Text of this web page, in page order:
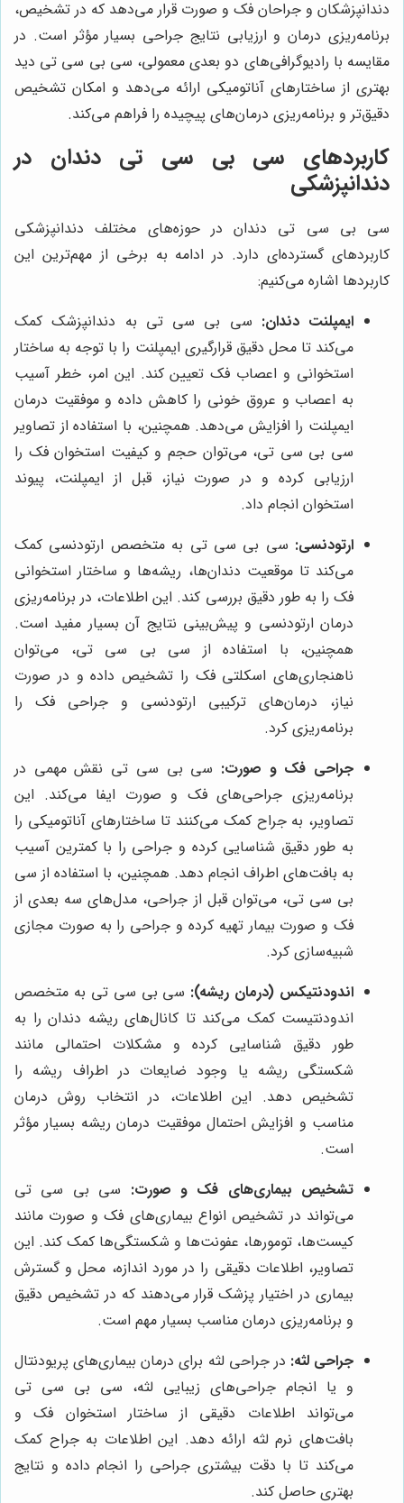
دندانپزشکان و جراحان فک و صورت قرار می‌دهد که در تشخیص،
برنامه‌ریزی درمان و ارزیابی نتایج جراحی بسیار مؤثر است. در
مقایسه با رادیوگرافی‌های دو بعدی معمولی، سی بی سی تی دید
بهتری از ساختارهای آناتومیکی ارائه می‌دهد و امکان تشخیص
دقیق‌تر و برنامه‌ریزی درمان‌های پیچیده را فراهم می‌کند.
کاربردهای سی بی سی تی دندان در
دندانپزشکی
سی بی سی تی دندان در حوزه‌های مختلف دندانپزشکی
کاربردهای گسترده‌ای دارد. در ادامه به برخی از مهم‌ترین این
کاربردها اشاره می‌کنیم:
ایمپلنت دندان: سی بی سی تی به دندانپزشک کمک
می‌کند تا محل دقیق قرارگیری ایمپلنت را با توجه به ساختار
استخوانی و اعصاب فک تعیین کند. این امر، خطر آسیب
به اعصاب و عروق خونی را کاهش داده و موفقیت درمان
ایمپلنت را افزایش می‌دهد. همچنین، با استفاده از تصاویر
سی بی سی تی، می‌توان حجم و کیفیت استخوان فک را
ارزیابی کرده و در صورت نیاز، قبل از ایمپلنت، پیوند
استخوان انجام داد.
ارتودنسی: سی بی سی تی به متخصص ارتودنسی کمک
می‌کند تا موقعیت دندان‌ها، ریشه‌ها و ساختار استخوانی
فک را به طور دقیق بررسی کند. این اطلاعات، در برنامه‌ریزی
درمان ارتودنسی و پیش‌بینی نتایج آن بسیار مفید است.
همچنین، با استفاده از سی بی سی تی، می‌توان
ناهنجاری‌های اسکلتی فک را تشخیص داده و در صورت
نیاز، درمان‌های ترکیبی ارتودنسی و جراحی فک را
برنامه‌ریزی کرد.
جراحی فک و صورت: سی بی سی تی نقش مهمی در
برنامه‌ریزی جراحی‌های فک و صورت ایفا می‌کند. این
تصاویر، به جراح کمک می‌کنند تا ساختارهای آناتومیکی را
به طور دقیق شناسایی کرده و جراحی را با کمترین آسیب
به بافت‌های اطراف انجام دهد. همچنین، با استفاده از سی
بی سی تی، می‌توان قبل از جراحی، مدل‌های سه بعدی از
فک و صورت بیمار تهیه کرده و جراحی را به صورت مجازی
شبیه‌سازی کرد.
اندودنتیکس (درمان ریشه): سی بی سی تی به متخصص
اندودنتیست کمک می‌کند تا کانال‌های ریشه دندان را به
طور دقیق شناسایی کرده و مشکلات احتمالی مانند
شکستگی ریشه یا وجود ضایعات در اطراف ریشه را
تشخیص دهد. این اطلاعات، در انتخاب روش درمان
مناسب و افزایش احتمال موفقیت درمان ریشه بسیار مؤثر
است.
تشخیص بیماری‌های فک و صورت: سی بی سی تی
می‌تواند در تشخیص انواع بیماری‌های فک و صورت مانند
کیست‌ها، تومورها، عفونت‌ها و شکستگی‌ها کمک کند. این
تصاویر، اطلاعات دقیقی را در مورد اندازه، محل و گسترش
بیماری در اختیار پزشک قرار می‌دهند که در تشخیص دقیق
و برنامه‌ریزی درمان مناسب بسیار مهم است.
جراحی لثه: در جراحی لثه برای درمان بیماری‌های پریودنتال
و یا انجام جراحی‌های زیبایی لثه، سی بی سی تی
می‌تواند اطلاعات دقیقی از ساختار استخوان فک و
بافت‌های نرم لثه ارائه دهد. این اطلاعات به جراح کمک
می‌کند تا با دقت بیشتری جراحی را انجام داده و نتایج
بهتری حاصل کند.